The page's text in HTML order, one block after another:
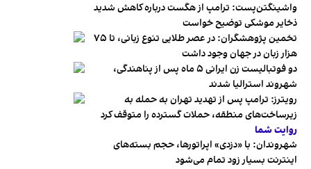
واشینگتن‌پست: ترامپ از هگست درباره کاهش شدید
ذخایر موشکی توضیح خواست
تخمین پژوهشگران: در عصر طلایی تنوع زبانی، تا ۷۵
هزار زبان در جهان وجود داشت
دو فوتبالیست زن ایرانی ۵ ماه پس از پناهندگی،
شهروند استرالیا شدند
رویترز: ترامپ پس از تهدید تهران به حمله به
زیرساخت‌های منطقه، حملات گسترده را متوقف کرد
روایت شما
شهروندان:‌ با «دزدی» اپراتورها، حجم بسته‌های
اینترنت بسیار زود تمام می‌شود